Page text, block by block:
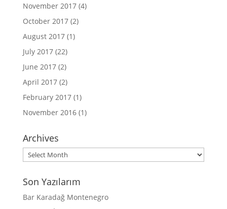
November 2017(4)
October 2017(2)
August 2017(1)
July 2017(22)
June 2017(2)
April 2017(2)
February 2017(1)
November 2016(1)
Archives
Archives
Son Yazılarım
Bar Karadağ Montenegro